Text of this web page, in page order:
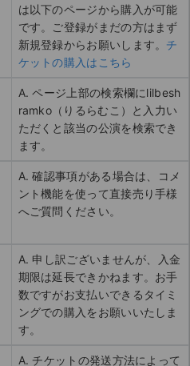
は以下のページから購入が可能
です。ご登録がまだの方はまず
新規登録からお願いします。 チ
ケットの購入はこちら
A. ページ上部の検索欄にlilbesh
ramko（りるらむこ）と入力い
ただくと該当の公演を検索でき
ます。
A. 確認事項がある場合は、コメ
ント機能を使って直接売り手様
へご質問ください。
A. 申し訳ございませんが、入金
期限は延長できかねます。お手
数ですがお支払いできるタイミ
ングでの購入をお願いいたしま
す。
A. チケットの発送方法によって